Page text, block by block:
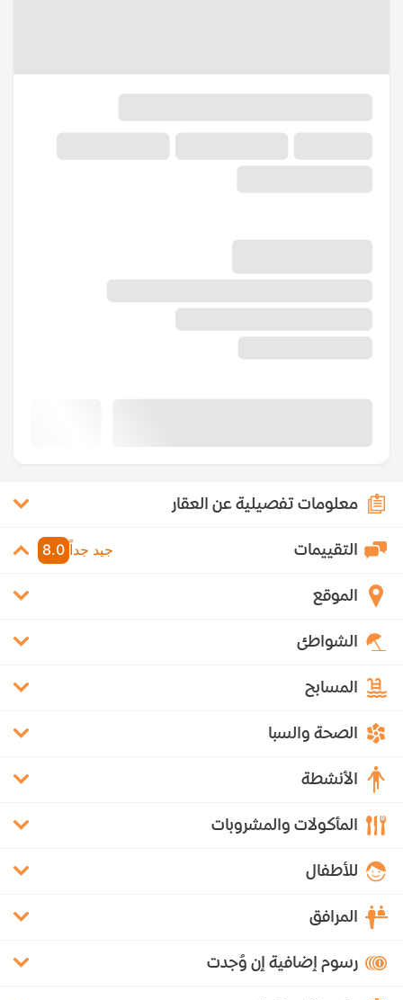
معلومات تفصيلية عن العقار
التقييمات جيد جداً 8.0
الموقع
الشواطئ
المسابح
الصحة والسبا
الأنشطة
المأكولات والمشروبات
للأطفال
المرافق
رسوم إضافية إن وُجدت